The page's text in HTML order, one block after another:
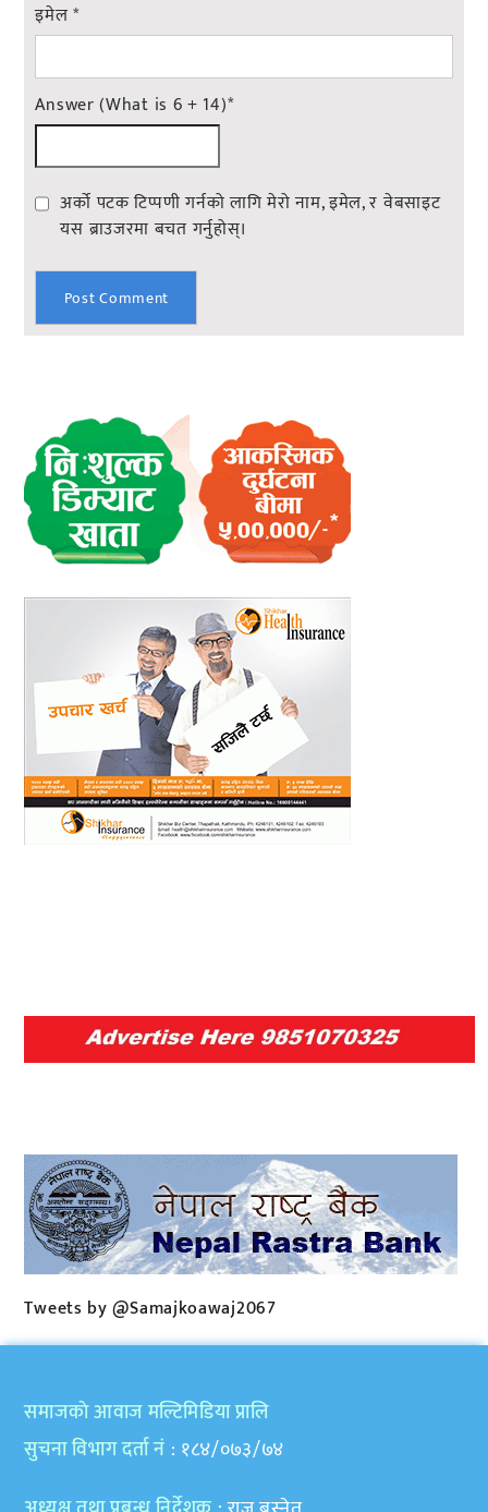
इमेल*
Answer (What is 6 + 14)*
अर्को पटक टिप्पणी गर्नको लागि मेरो नाम, इमेल, र वेबसाइट
यस ब्राउजरमा बचत गर्नुहोस्।
Tweets by @Samajkoawaj2067
समाजकाे आवाज मल्टिमिडिया प्रालि
सुचना विभाग दर्ता नं : १८४/०७३/७४